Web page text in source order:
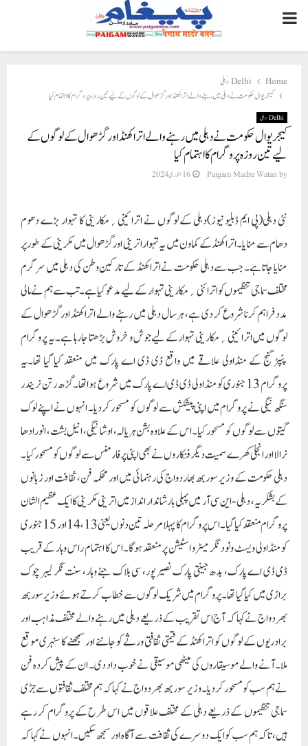
PRIMARY
MENU
Home
Delhi دہلی
کیجریوال حکومت نے دہلی میں رہنے والے اتراکھنڈ اور گڑھوال کے لوگوں کے لیے تین روزہ پروگرام کا اہتمام کیا
Delhi دہلی
کیجریوال حکومت نے دہلی میں رہنے والے اتراکھنڈ اور گڑھوال کے لوگوں کے
لیے تین روزہ پروگرام کا اہتمام کیا
by
Paigam Madre Watan 16 جنوری 2024
نئی دہلی(پی ایم ڈبلیو نیوز)دہلی کے لوگوں نے اترائینی؍مکارینی کا تہوار بڑے دھوم
دھام سے منایا۔ اتراکھنڈ کے کماون میں یہ تہوار اترینی اور گڑھوال میں مکرینی کے طور پر
منایا جاتا ہے۔ جب سے دہلی حکومت نے اتراکھنڈ کے تارکین وطن کی دہلی میں سرگرم
مختلف سماجی تنظیموں کو اترائنی؍مکارینی تہوار کے لیے مدعو کیا ہے۔تب سے ہم نے مالی
مدد فراہم کرنا شروع کر دی ہے، ہر سال دہلی میں رہنے والے اتراکھنڈ اور گڑھوال کے
لوگوں میں اترائینی؍مکارینی تہوار کے لیے جوش و خروش بڑھتا جا رہا ہے۔ یہ پروگرام
پٹپڑ گنج کے منڈاولی علاقے میں واقع ڈی ڈی اے پارک میں منعقد کیا گیا تھا۔یہ
پروگرام 13 جنوری کو منڈاولی ڈی ڈی اے پارک میں شروع ہوا تھا۔گڑھ رتن نریندر
سنگھ نیگی نے پروگرام میں اپنی پیشکش سے لوگوں کو مسحور کر دیا۔ انہوں نے اپنے لوک
گیتوں سے لوگوں کو مسحور کیا۔ اس کے علاوہ بشن ہریالہ، اوشا نیگی، انیل بشت، انورادھا
نرالا اور انجلی کھرے سمیت دیگر فنکاروں نے بھی اپنی پرفارمنس سے لوگوں کو مسحور کیا۔
دہلی حکومت کے وزیر سوربھ بھاردواج کی رہنمائی میں اور محکمہ فن، ثقافت اور زبانوں
کے بشکریہ، دہلی-این سی آر میں پہلی بار شاندار انداز میں اترینی مکرینی کا ایک عظیم الشان
پروگرام منعقد کیا گیا۔ اس پروگرام کا پہلا مرحلہ تین دنوں یعنی 13، 14 اور 15 جنوری
کو منڈاولی ویسٹ ونود نگر میٹرو اسٹیشن پر منعقد ہوگا۔اس کا اہتمام راس وہار کے قریب
ڈی ڈی اے پارک، بدھ جینتی پارک نصیر پور، سی بلاک جئے وہار، سنت نگر لیبر چوک
براڑی میں کیا گیا تھا۔پروگرام میں شریک لوگوں سے خطاب کرتے ہوئے وزیر سوربھ
بھردواج نے کہا کہ آج اس تقریب کے ذریعے دہلی میں رہنے والے مختلف مذاہب اور
برادریوں کے لوگوں کو اتراکھنڈ کے قیمتی ثقافتی ورثے کو جاننے اور سمجھنے کا سنہری موقع
ملا۔آنے والے موسیقاروں کی میٹھی موسیقی نے خوب داد دی۔ ان کے پیش کردہ فن
نے ہم سب کو مسحور کر دیا۔وزیر سوربھ بھردواج نے کہا کہ ہم مختلف ثقافتوں سے جڑی
سماجی تنظیموں کے ذریعے دہلی کے مختلف علاقوں میں اس طرح کے پروگرام کر رہے
ہیں، تاکہ ہم سب کو ایک دوسرے کی ثقافت سے آگاہ اور سمجھ سکیں۔انہوں نے کہا کہ